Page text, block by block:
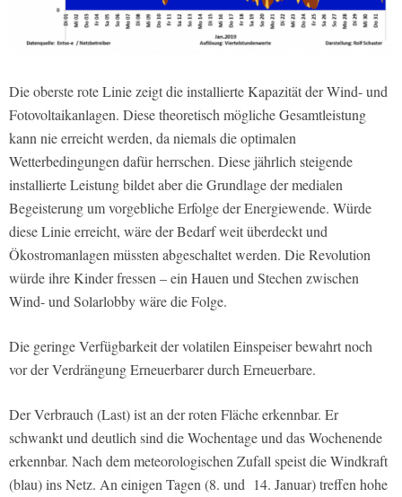
Die oberste rote Linie zeigt die installierte Kapazität der Wind- und
Fotovoltaikanlagen. Diese theoretisch mögliche Gesamtleistung
kann nie erreicht werden, da niemals die optimalen
Wetterbedingungen dafür herrschen. Diese jährlich steigende
installierte Leistung bildet aber die Grundlage der medialen
Begeisterung um vorgebliche Erfolge der Energiewende. Würde
diese Linie erreicht, wäre der Bedarf weit überdeckt und
Ökostromanlagen müssten abgeschaltet werden. Die Revolution
würde ihre Kinder fressen – ein Hauen und Stechen zwischen
Wind- und Solarlobby wäre die Folge.
Die geringe Verfügbarkeit der volatilen Einspeiser bewahrt noch
vor der Verdrängung Erneuerbarer durch Erneuerbare.
Der Verbrauch (Last) ist an der roten Fläche erkennbar. Er
schwankt und deutlich sind die Wochentage und das Wochenende
erkennbar. Nach dem meteorologischen Zufall speist die Windkraft
(blau) ins Netz. An einigen Tagen (8. und 14. Januar) treffen hohe